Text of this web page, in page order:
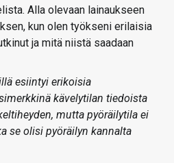
Alla olevaan lainaukseen
kun olen työkseni erilaisia
ja mitä niistä saadaan
esiintyi erikoisia
kävelytilan tiedoista
mutta pyöräilytila ei
se olisi pyöräilyn kannalta